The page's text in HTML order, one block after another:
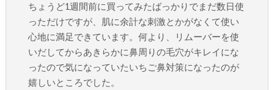
ちょうど1週間前に買ってみたばっかりでまだ数日使
っただけですが、肌に余計な刺激とかがなくて使い
心地に満足できています。何より、リムーバーを使
いだしてからあきらかに鼻周りの毛穴がキレイにな
ったので気になっていたいちご鼻対策になったのが
嬉しいところでした。